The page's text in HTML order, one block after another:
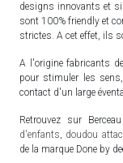
designs innovants et
sont 100% friendly et
strictes. A cet effet, ils
A l'origine fabricants
pour stimuler les
contact d'un large
Retrouvez sur
d'enfants
doudou
de la marque Done by